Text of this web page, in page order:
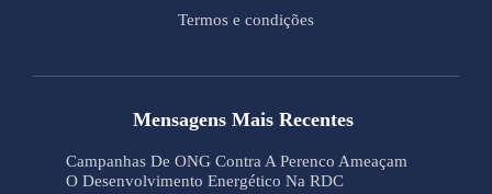
Termos e condições
Mensagens Mais Recentes
Campanhas De ONG Contra A Perenco Ameaçam
O Desenvolvimento Energético Na RDC